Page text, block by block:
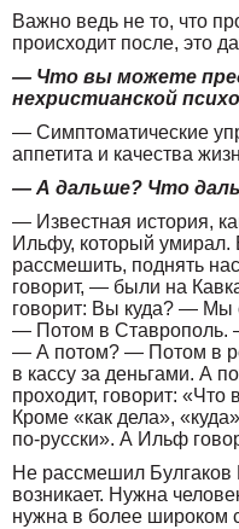
Важно ведь не то, что
происходит после, это
— Что вы можете
нехристианской
— Симптоматические
аппетита и качества
— А дальше? Что
— Известная история,
Ильфу, который умирал.
рассмешить, поднять
говорит, — были на
говорит: Вы куда? — Мы
— Потом в Ставрополь.
— А потом? — Потом в
в кассу за деньгами. А
проходит, говорит: «Что
Кроме «как дела»,
по-русски». А Ильф
Не рассмешил
возникает. Нужна
нужна в более широком